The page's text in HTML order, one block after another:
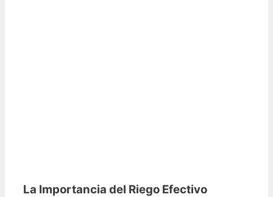
La Importancia del Riego Efectivo